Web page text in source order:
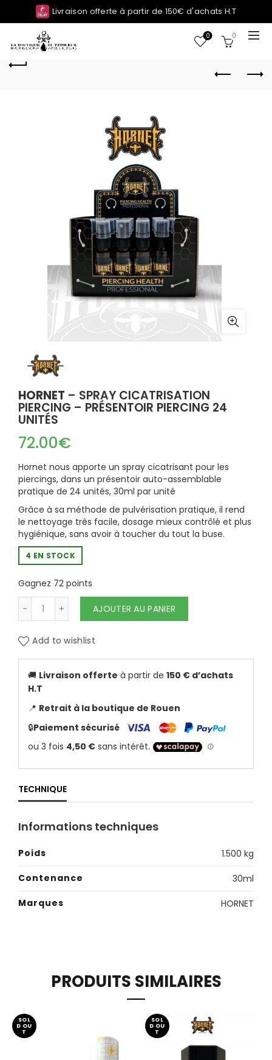
Livraison offerte à partir de 150€ d'achats H.T
0 0
HORNET – SPRAY CICATRISATION
PIERCING – PRÉSENTOIR PIERCING 24
UNITÉS
72.00€
Hornet nous apporte un spray cicatrisant pour les
piercings, dans un présentoir auto-assemblable
pratique de 24 unités, 30ml par unité
Grâce à sa méthode de pulvérisation pratique, il rend
le nettoyage très facile, dosage mieux contrôlé et plus
hygiénique, sans avoir à toucher du tout la buse.
4 EN STOCK
Gagnez 72 points
quantité de HORNET - SPRAY CICATRISATION
AJOUTER AU PANIER
Add to wishlist
🚚 Livraison offerte à partir de 150 € d’achats
H.T
📍 Retrait à la boutique de Rouen
🔒Paiement sécurisé
TECHNIQUE
Informations techniques
Poids
1.500 kg
Contenance
30ml
Marques
HORNET
PRODUITS SIMILAIRES
SOL
D OU
T
SOL
D OU
T